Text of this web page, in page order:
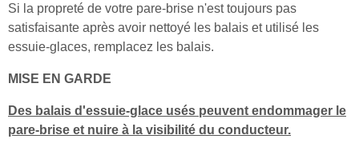
Si la propreté de votre pare-brise n'est toujours pas
satisfaisante après avoir nettoyé les balais et utilisé les
essuie-glaces, remplacez les balais.
MISE EN GARDE
Des balais d'essuie-glace usés peuvent endommager le
pare-brise et nuire à la visibilité du conducteur.